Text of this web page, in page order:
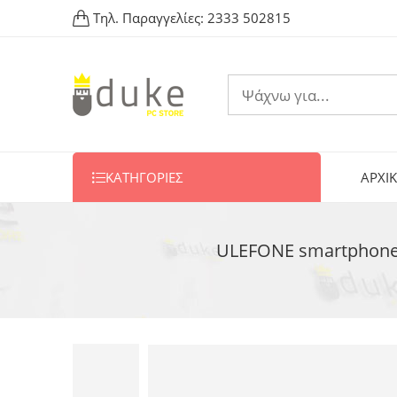
Τηλ. Παραγγελίες: 2333 502815
ΚΑΤΗΓΟΡΙΕΣ
ULEFONE